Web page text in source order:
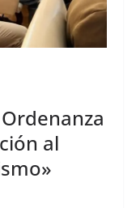
al